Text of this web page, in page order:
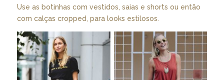
Use as botinhas com vestidos, saias e shorts ou então
com calças cropped, para looks estilosos.